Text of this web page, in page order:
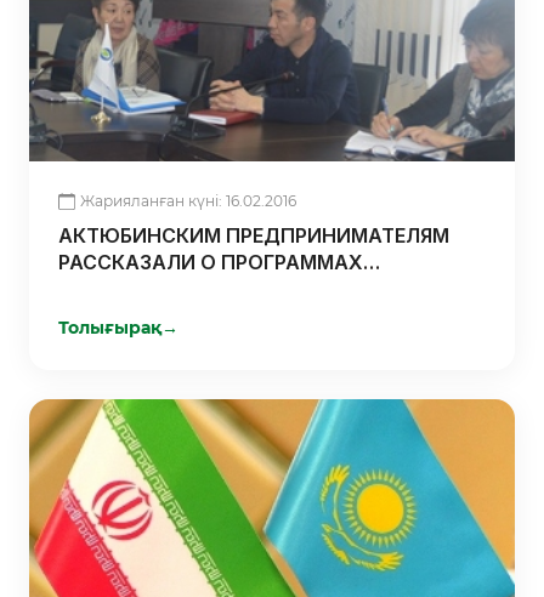
Жарияланған күні: 16.02.2016
АКТЮБИНСКИМ ПРЕДПРИНИМАТЕЛЯМ
РАССКАЗАЛИ О ПРОГРАММАХ
Толығырақ→